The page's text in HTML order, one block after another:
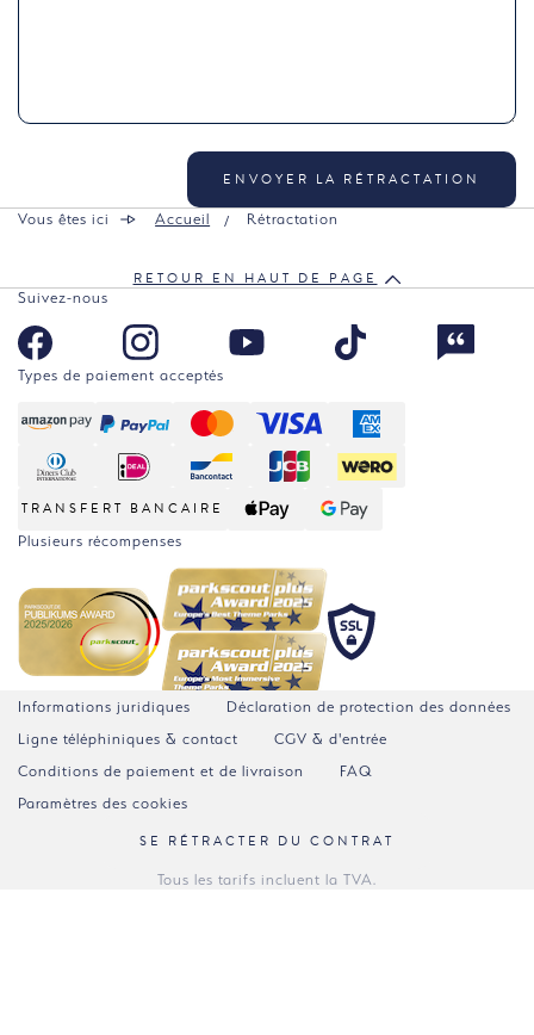
ENVOYER LA RÉTRACTATION
Vous êtes ici Accueil Rétractation
RETOUR EN HAUT DE PAGE
Suivez-nous
Types de paiement acceptés
TRANSFERT BANCAIRE
Plusieurs récompenses
Informations juridiques
Déclaration de protection des données
Ligne téléphiniques & contact
CGV & d'entrée
Conditions de paiement et de livraison
FAQ
Paramètres des cookies
SE RÉTRACTER DU CONTRAT
Tous les tarifs incluent la TVA.